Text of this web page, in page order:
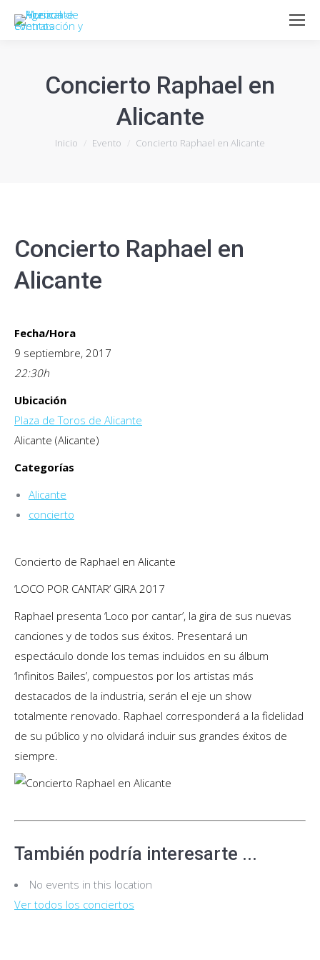
Concierto Raphael en
Alicante
Estás aquí:
Inicio Evento Concierto Raphael en Alicante
Concierto Raphael en
Alicante
Fecha/Hora
9 septiembre, 2017
22:30h
Ubicación
Plaza de Toros de Alicante
Alicante (Alicante)
Categorías
Alicante
concierto
Concierto de Raphael en Alicante
‘LOCO POR CANTAR’ GIRA 2017
Raphael presenta ‘Loco por cantar’, la gira de sus nuevas
canciones y de todos sus éxitos. Presentará un
espectáculo donde los temas incluidos en su álbum
‘Infinitos Bailes’, compuestos por los artistas más
destacados de la industria, serán el eje un show
totalmente renovado. Raphael corresponderá a la fidelidad
de su público y no olvidará incluir sus grandes éxitos de
siempre.
También podría interesarte ...
No events in this location
Ver todos los conciertos